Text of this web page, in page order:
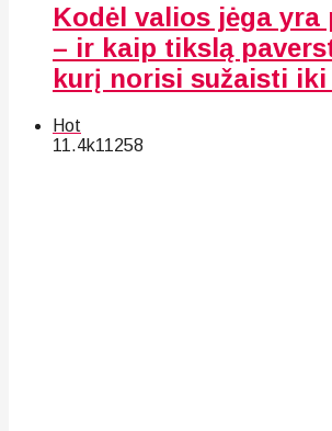
Kodėl valios jėga yra
– ir kaip tikslą
kurį norisi sužaisti iki
Hot
11.4k11258